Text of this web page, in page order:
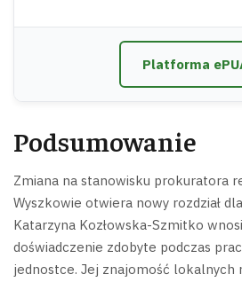
Platforma
Podsumowanie
Zmiana na stanowisku prokuratora
Wyszkowie otwiera nowy rozdział
Katarzyna Kozłowska-Szmitko
doświadczenie zdobyte podczas
jednostce. Jej znajomość lokalnych